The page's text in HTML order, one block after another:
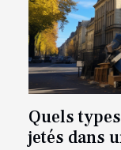
Quels
jetés dans